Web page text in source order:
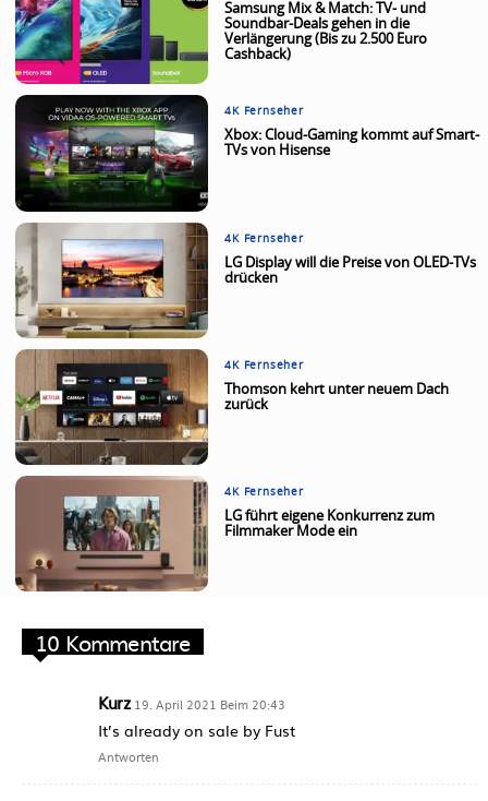
Samsung Mix & Match: TV- und
Soundbar-Deals gehen in die
Verlängerung (Bis zu 2.500 Euro
Cashback)
4K Fernseher
Xbox: Cloud-Gaming kommt auf Smart-
TVs von Hisense
4K Fernseher
LG Display will die Preise von OLED-TVs
drücken
4K Fernseher
Thomson kehrt unter neuem Dach
zurück
4K Fernseher
LG führt eigene Konkurrenz zum
Filmmaker Mode ein
10 Kommentare
Kurz 19. April 2021 Beim 20:43
It’s already on sale by Fust
Antworten